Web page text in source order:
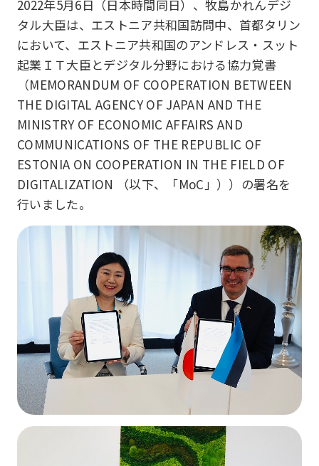
2022年5月6日（日本時間同日）、牧島かれんデジ
タル大臣は、エストニア共和国訪問中、首都タリン
において、エストニア共和国のアンドレス・スット
起業ＩＴ大臣とデジタル分野における協力覚書
（MEMORANDUM OF COOPERATION BETWEEN
THE DIGITAL AGENCY OF JAPAN AND THE
MINISTRY OF ECONOMIC AFFAIRS AND
COMMUNICATIONS OF THE REPUBLIC OF
ESTONIA ON COOPERATION IN THE FIELD OF
DIGITALIZATION （以下、「MoC」））の署名を
行いました。